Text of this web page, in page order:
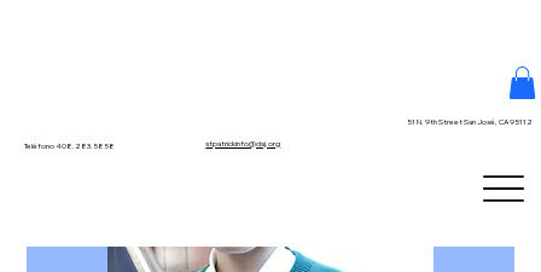
Teléfono 408.283.5858 stpatrickinfo@dsj.org
51 N. 9th Street San José, CA 95112